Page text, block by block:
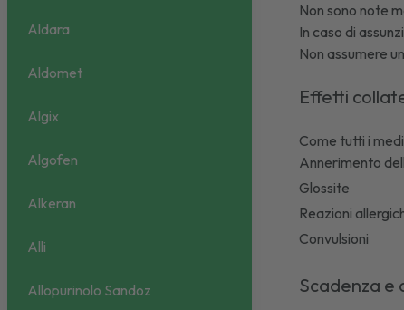
Aldara
Aldomet
Algix
Algofen
Alkeran
Alli
Allopurinolo Sandoz
Non sono note
In caso di
Non assumere
Effetti
Come tutti i
Annerimento
Glossite
Reazioni
Convulsioni
Scadenza e